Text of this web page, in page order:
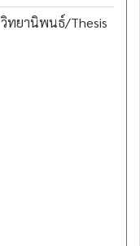
วิทยานิพนธ์/Thesis